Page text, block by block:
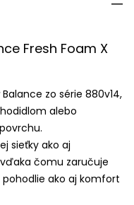
Fresh Foam X
Balance zo série 880v14,
alebo
sieťky ako aj
čomu zaručuje
ako aj komfort